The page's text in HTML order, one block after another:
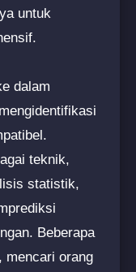
untuk
dalam
teknik,
statistik,
Beberapa
mencari orang